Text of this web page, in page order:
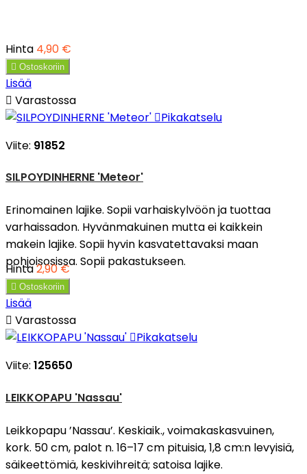
Hinta 4,90 €
 Ostoskoriin
Lisää
 Varastossa
Pikakatselu
Viite: 91852
SILPOYDINHERNE 'Meteor'
Erinomainen lajike. Sopii varhaiskylvöön ja tuottaa
varhaissadon. Hyvänmakuinen mutta ei kaikkein
makein lajike. Sopii hyvin kasvatettavaksi maan
pohjoisosissa. Sopii pakastukseen.
Hinta2,90 €
 Ostoskoriin
Lisää
 Varastossa
Pikakatselu
Viite: 125650
LEIKKOPAPU 'Nassau'
Leikkopapu ’Nassau’. Keskiaik., voimakaskasvuinen,
kork. 50 cm, palot n. 16–17 cm pituisia, 1,8 cm:n levyisiä,
säikeettömiä, keskivihreitä; satoisa lajike.